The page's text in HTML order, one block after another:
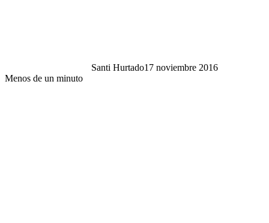
Santi Hurtado17 noviembre 2016
Menos de un minuto